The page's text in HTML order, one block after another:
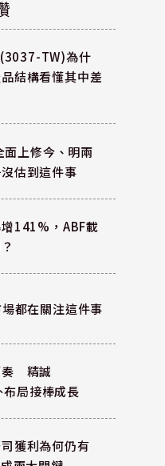
TW)為什
結構看懂其中差
上修今、明兩
估到這件事
141%，ABF載
都在關注這件事
奏 精誠
局接棒成長
獲利為何仍有